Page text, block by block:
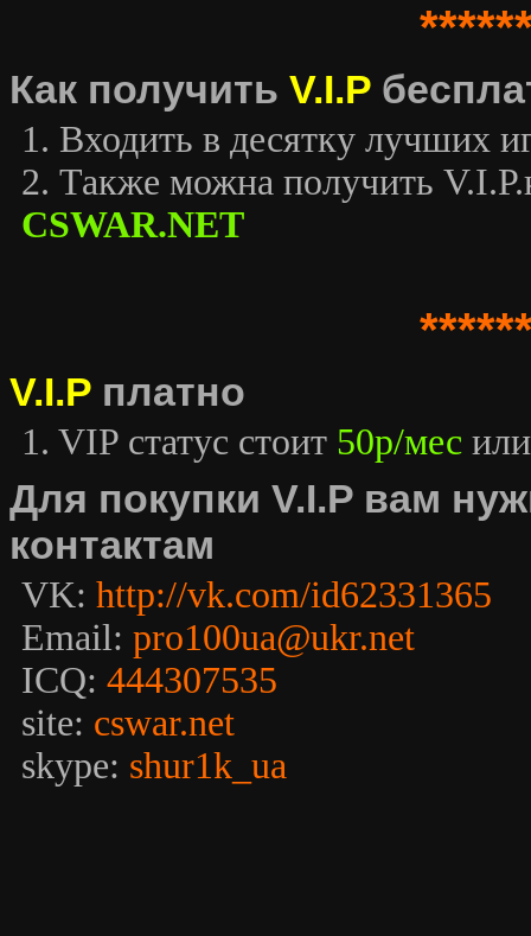
Как получить V.I.P
1. Входить в десятку лучших
2. Также можна получить
CSWAR.NET
V.I.P платно
1. VIP статус стоит 50р/мес
Для покупки V.I.P вам
контактам
VK: http://vk.com/id62331365
Email: pro100ua@ukr.net
ICQ: 444307535
site: cswar.net
skype: shur1k_ua